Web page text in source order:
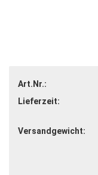
Art.Nr.:
Lieferzeit:
Versandgewicht: